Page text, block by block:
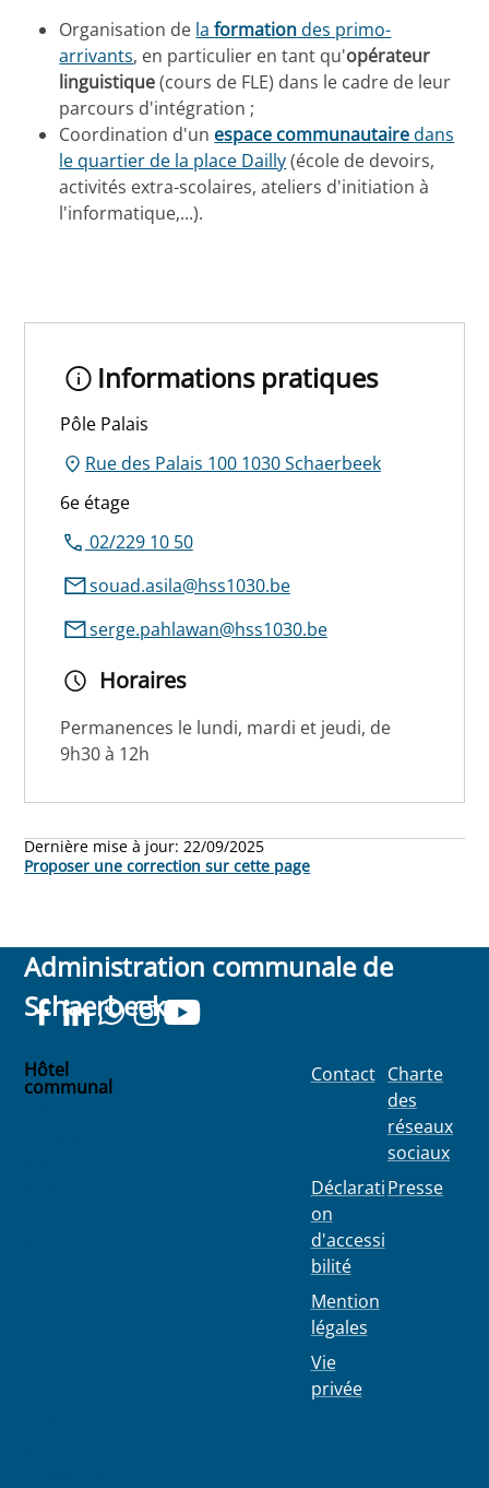
Organisation de laformationdes primo-
arrivants, en particulier en tant qu'opérateur
linguistique(cours de FLE) dans le cadre de leur
parcours d'intégration ;
Coordination d'un espace communautairedans
le quartier de la place Dailly(école de devoirs,
activités extra-scolaires, ateliers d'initiation à
l'informatique,...).
Informations pratiques
Pôle Palais
Rue des Palais 100 1030 Schaerbeek
6e étage
02/229 10 50
souad.asila@hss1030.be
serge.pahlawan@hss1030.be
Horaires
Permanences le lundi, mardi et jeudi, de
9h30 à 12h
Dernière mise à jour:22/09/2025
Proposer une correction sur cette page
Administration communale de
Schaerbeek
Hôtel
communal
Contact
Déclarati
on
d'accessi
bilité
Mention
légales
Vie
privée
Charte
des
réseaux
sociaux
Presse